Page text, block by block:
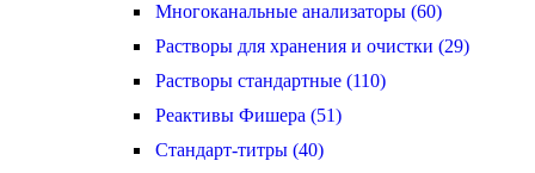
Многоканальные анализаторы (60)
Растворы для хранения и очистки (29)
Растворы стандартные (110)
Реактивы Фишера (51)
Стандарт-титры (40)